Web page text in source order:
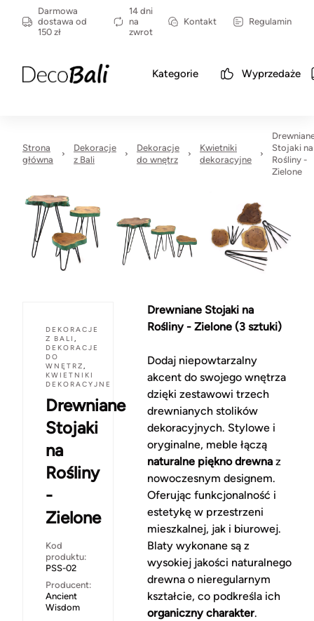
Darmowa
dostawa od
150 zł
14 dni
na
zwrot
Kontakt Regulamin
Kategorie Wyprzedaże
Strona
główna
Dekoracje
z Bali
Dekoracje
do wnętrz
Kwietniki
dekoracyjne
Stojaki na
Rośliny -
Zielone
DEKORACJE
Z BALI ,
DEKORACJE
DO
WNĘTRZ,
KWIETNIKI
DEKORACYJNE
Drewniane
Stojaki
na
Rośliny
-
Zielone
Kod
produktu:
PSS-02
Producent:
Ancient
Wisdom
Drewniane Stojaki na
Rośliny - Zielone (3 sztuki)
Dodaj niepowtarzalny
akcent do swojego wnętrza
dzięki zestawowi trzech
drewnianych stolików
dekoracyjnych. Stylowe i
oryginalne, meble łączą
naturalne piękno drewnaz
nowoczesnym designem.
Oferując funkcjonalność i
estetykę w przestrzeni
mieszkalnej, jak i biurowej.
Blaty wykonane są z
wysokiej jakości naturalnego
drewna o nieregularnym
kształcie, co podkreśla ich
organiczny charakter.